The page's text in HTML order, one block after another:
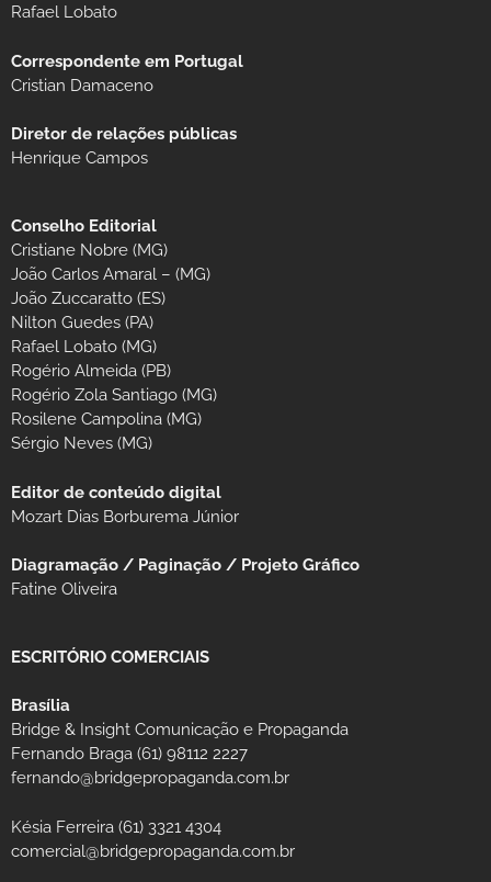
Rafael Lobato
Correspondente em Portugal
Cristian Damaceno
Diretor de relações públicas
Henrique Campos
Conselho Editorial
Cristiane Nobre (MG)
João Carlos Amaral – (MG)
João Zuccaratto (ES)
Nilton Guedes (PA)
Rafael Lobato (MG)
Rogério Almeida (PB)
Rogério Zola Santiago (MG)
Rosilene Campolina (MG)
Sérgio Neves (MG)
Editor de conteúdo digital
Mozart Dias Borburema Júnior
Diagramação / Paginação / Projeto Gráfico
Fatine Oliveira
ESCRITÓRIO COMERCIAIS
Brasília
Bridge & Insight Comunicação e Propaganda
Fernando Braga (61) 98112 2227
fernando@bridgepropaganda.com.br
Késia Ferreira (61) 3321 4304
comercial@bridgepropaganda.com.br